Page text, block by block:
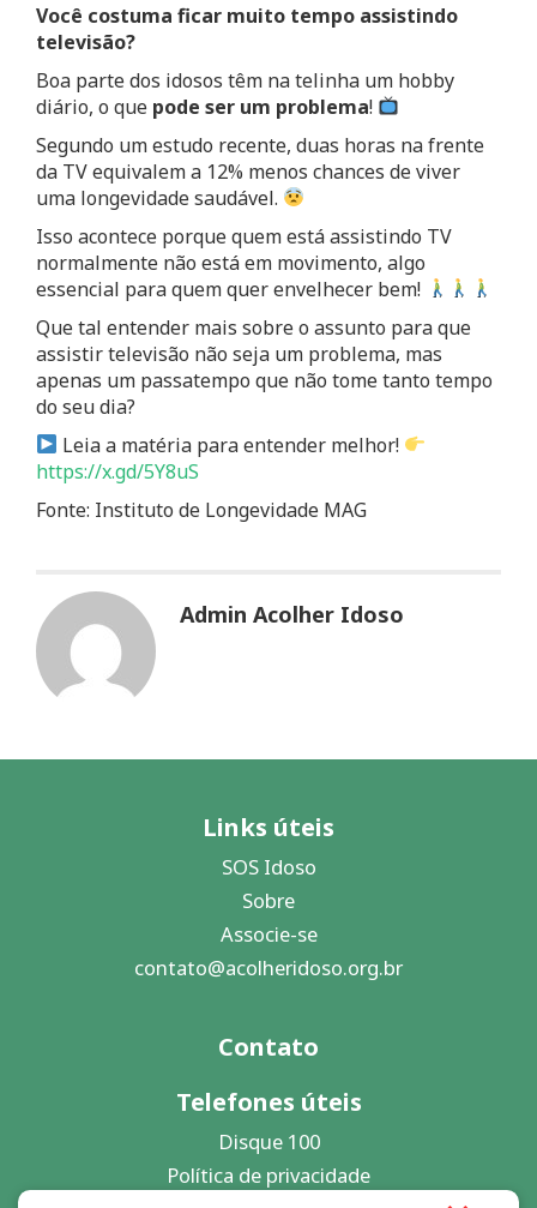
Você costuma ficar muito tempo assistindo
televisão?
Boa parte dos idosos têm na telinha um hobby
diário, o que pode ser um problema!
Segundo um estudo recente, duas horas na frente
da TV equivalem a 12% menos chances de viver
uma longevidade saudável.
Isso acontece porque quem está assistindo TV
normalmente não está em movimento, algo
essencial para quem quer envelhecer bem!
Que tal entender mais sobre o assunto para que
assistir televisão não seja um problema, mas
apenas um passatempo que não tome tanto tempo
do seu dia?
Leia a matéria para entender melhor!
https://x.gd/5Y8uS
Fonte: Instituto de Longevidade MAG
Admin Acolher Idoso
Links úteis
SOS Idoso
Sobre
Associe-se
contato@acolheridoso.org.br
Contato
Telefones úteis
Disque 100
Política de privacidade